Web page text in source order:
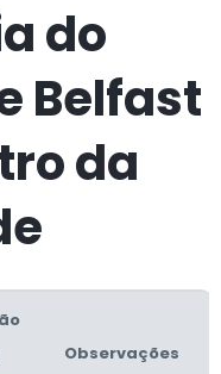
do
Belfast
da
Observações